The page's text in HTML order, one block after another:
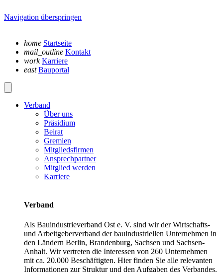
Navigation überspringen
home Startseite
mail_outline Kontakt
work Karriere
east Bauportal
Verband
Über uns
Präsidium
Beirat
Gremien
Mitgliedsfirmen
Ansprechpartner
Mitglied werden
Karriere
Verband
Als Bauindustrieverband Ost e. V. sind wir der Wirtschafts-
und Arbeitgeberverband der bauindustriellen Unternehmen in
den Ländern Berlin, Brandenburg, Sachsen und Sachsen-
Anhalt. Wir vertreten die Interessen von 260 Unternehmen
mit ca. 20.000 Beschäftigten. Hier finden Sie alle relevanten
Informationen zur Struktur und den Aufgaben des Verbandes.